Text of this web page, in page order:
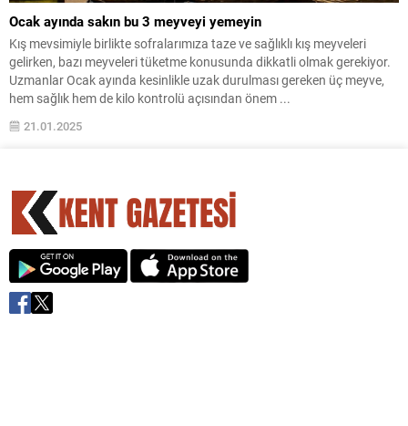
Ocak ayında sakın bu 3 meyveyi yemeyin
Kış mevsimiyle birlikte sofralarımıza taze ve sağlıklı kış meyveleri
gelirken, bazı meyveleri tüketme konusunda dikkatli olmak gerekiyor.
Uzmanlar Ocak ayında kesinlikle uzak durulması gereken üç meyve,
hem sağlık hem de kilo kontrolü açısından önem ...
21.01.2025